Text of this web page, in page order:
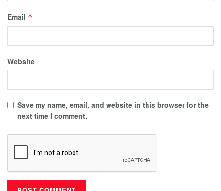
Email *
Website
Save my name, email, and website in this browser for the
next time I comment.